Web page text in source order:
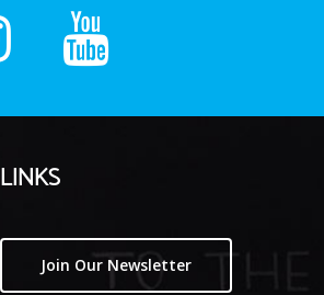
LINKS
Join Our Newsletter